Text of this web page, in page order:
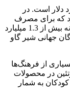
جهانی در حدود 400 میلیارد دلار است. در
وجود دارد که برای مصرف
انسان شیر تولید می‌کنند. فقط در انگلیس ماهانه بیش از 1.3 میلیارد
جهانی شیر گاو
از فرهنگ‌ها
در محصولات
به شمار